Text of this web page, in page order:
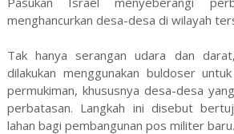
menghancurkan desa-desa di wilayah
Tak hanya serangan udara dan
dilakukan menggunakan buldoser
permukiman, khususnya desa-desa
perbatasan. Langkah ini disebut
lahan bagi pembangunan pos militer baru.